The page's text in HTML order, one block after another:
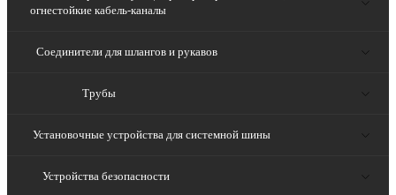
огнестойкие кабель-каналы
Соединители для шлангов и рукавов
Трубы
Установочные устройства для системной шины
Устройства безопасности